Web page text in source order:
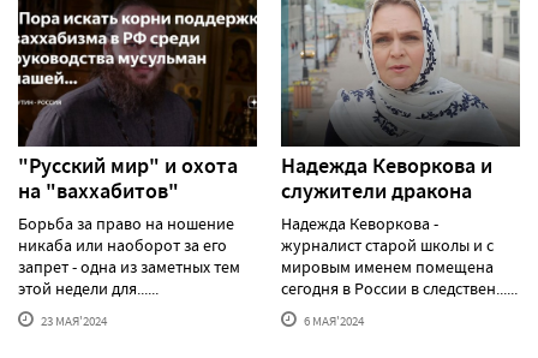
"Русский мир" и охота
на "ваххабитов"
Борьба за право на ношение
никаба или наоборот за его
запрет - одна из заметных тем
этой недели для......
23 МАЯ'2024
Надежда Кеворкова и
служители дракона
Надежда Кеворкова -
журналист старой школы и с
мировым именем помещена
сегодня в России в следствен......
6 МАЯ'2024